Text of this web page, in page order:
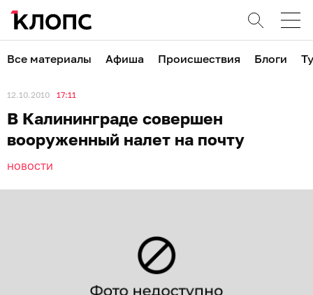
Все материалы Афиша Происшествия Блоги
12.10.2010 17:11
В Калининграде совершен
вооруженный налет на почту
НОВОСТИ